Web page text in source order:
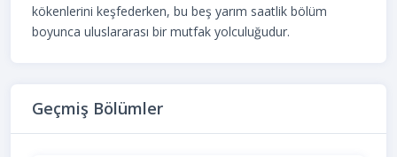
kökenlerini keşfederken, bu beş yarım saatlik bölüm
boyunca uluslararası bir mutfak yolculuğudur.
Geçmiş Bölümler